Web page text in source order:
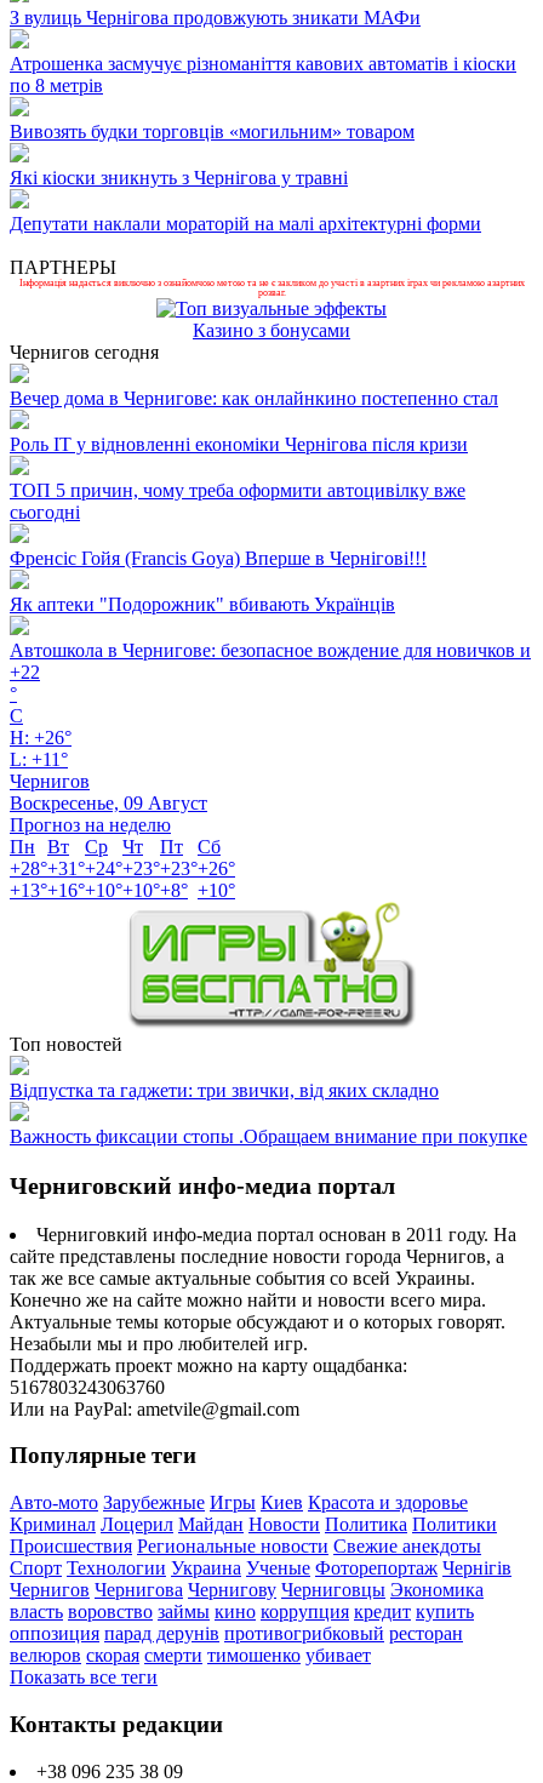
З вулиць Чернігова продовжують зникати МАФи
Атрошенка засмучує різноманіття кавових автоматів і кіоски
по 8 метрів
Вивозять будки торговців «могильним» товаром
Які кіоски зникнуть з Чернігова у травні
Депутати наклали мораторій на малі архітектурні форми
ПАРТНЕРЫ
Інформація надається виключно з ознайомчою метою та не є закликом до участі в азартних іграх чи рекламою азартних
розваг.
Казино з бонусами
Чернигов сегодня
Вечер дома в Чернигове: как онлайнкино постепенно стал
Роль ІТ у відновленні економіки Чернігова після кризи
ТОП 5 причин, чому треба оформити автоцивілку вже
сьогодні
Френсіс Гойя (Francis Goya) Вперше в Чернігові!!!
Як аптеки "Подорожник" вбивають Українців
Автошкола в Чернигове: безопасное вождение для новичков и
+22
°
C
H: +26°
L: +11°
Чернигов
Воскресенье, 09 Август
Прогноз на неделю
Пн
Вт Ср Чт Пт
Сб
+28°+31°+24°+23°+23°+26°
+13°+16°+10°+10°+8° +10°
Топ новостей
Відпустка та гаджети: три звички, від яких складно
Важность фиксации стопы .Обращаем внимание при покупке
Черниговский инфо-медиа портал
Черниговкий инфо-медиа портал основан в 2011 году. На
сайте представлены последние новости города Чернигов, а
так же все самые актуальные события со всей Украины.
Конечно же на сайте можно найти и новости всего мира.
Актуальные темы которые обсуждают и о которых говорят.
Незабыли мы и про любителей игр.
Поддержать проект можно на карту ощадбанка:
5167803243063760
Или на PayPal: ametvile@gmail.com
Популярные теги
Авто-мото Зарубежные Игры Киев Красота и здоровье
Криминал Лоцерил Майдан Новости Политика Политики
Происшествия Региональные новости Свежие анекдоты
Спорт Технологии Украина Ученые Фоторепортаж Чернігів
Чернигов Чернигова Чернигову Черниговцы Экономика
власть воровство займы кино коррупция кредит купить
оппозиция парад дерунів противогрибковый ресторан
велюров скорая смерти тимошенко убивает
Показать все теги
Контакты редакции
+38 096 235 38 09